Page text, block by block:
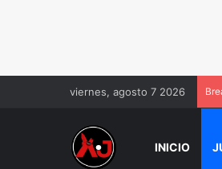
viernes, agosto 7 2026
INICIO